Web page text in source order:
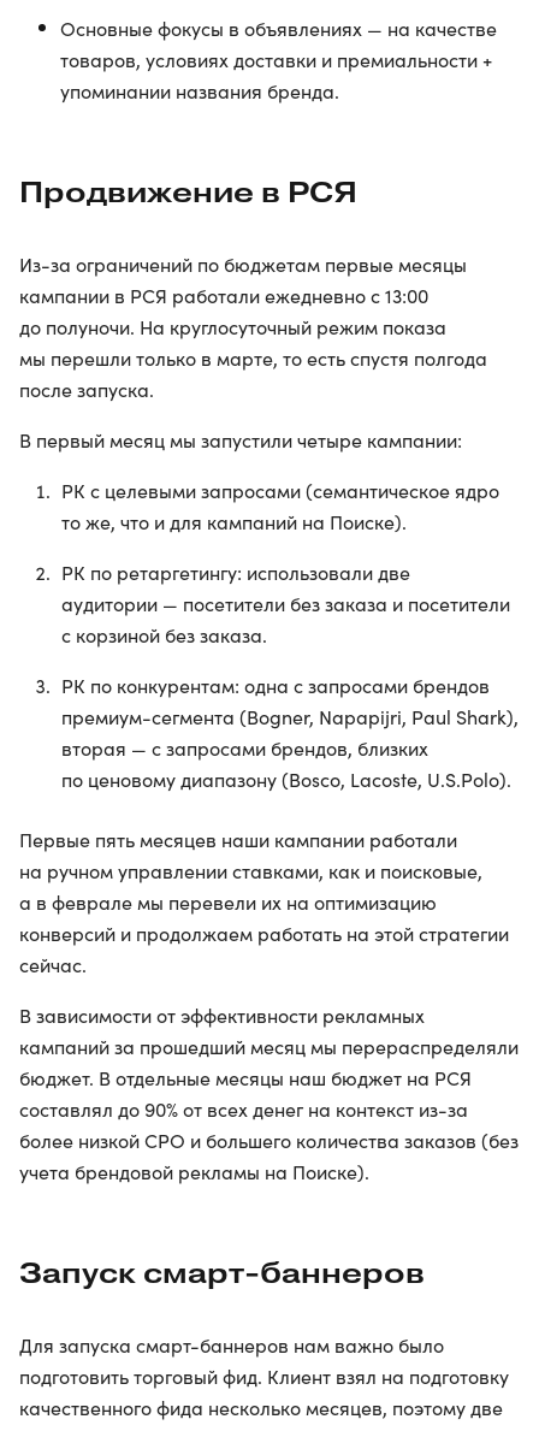
Основные фокусы в объявлениях — на качестве
товаров, условиях доставки и премиальности +
упоминании названия бренда.
Продвижение в РСЯ
Из-за ограничений по бюджетам первые месяцы
кампании в РСЯ работали ежедневно с 13:00
до полуночи. На круглосуточный режим показа
мы перешли только в марте, то есть спустя полгода
после запуска.
В первый месяц мы запустили четыре кампании:
РК с целевыми запросами (семантическое ядро
то же, что и для кампаний на Поиске).
РК по ретаргетингу: использовали две
аудитории — посетители без заказа и посетители
с корзиной без заказа.
РК по конкурентам: одна с запросами брендов
премиум-сегмента (Bogner, Napapijri, Paul Shark),
вторая — с запросами брендов, близких
по ценовому диапазону (Bosco, Lacoste, U.S.Polo).
Первые пять месяцев наши кампании работали
на ручном управлении ставками, как и поисковые,
а в феврале мы перевели их на оптимизацию
конверсий и продолжаем работать на этой стратегии
сейчас.
В зависимости от эффективности рекламных
кампаний за прошедший месяц мы перераспределяли
бюджет. В отдельные месяцы наш бюджет на РСЯ
составлял до 90% от всех денег на контекст из-за
более низкой CPO и большего количества заказов (без
учета брендовой рекламы на Поиске).
Запуск смарт-баннеров
Для запуска смарт-баннеров нам важно было
подготовить торговый фид. Клиент взял на подготовку
качественного фида несколько месяцев, поэтому две